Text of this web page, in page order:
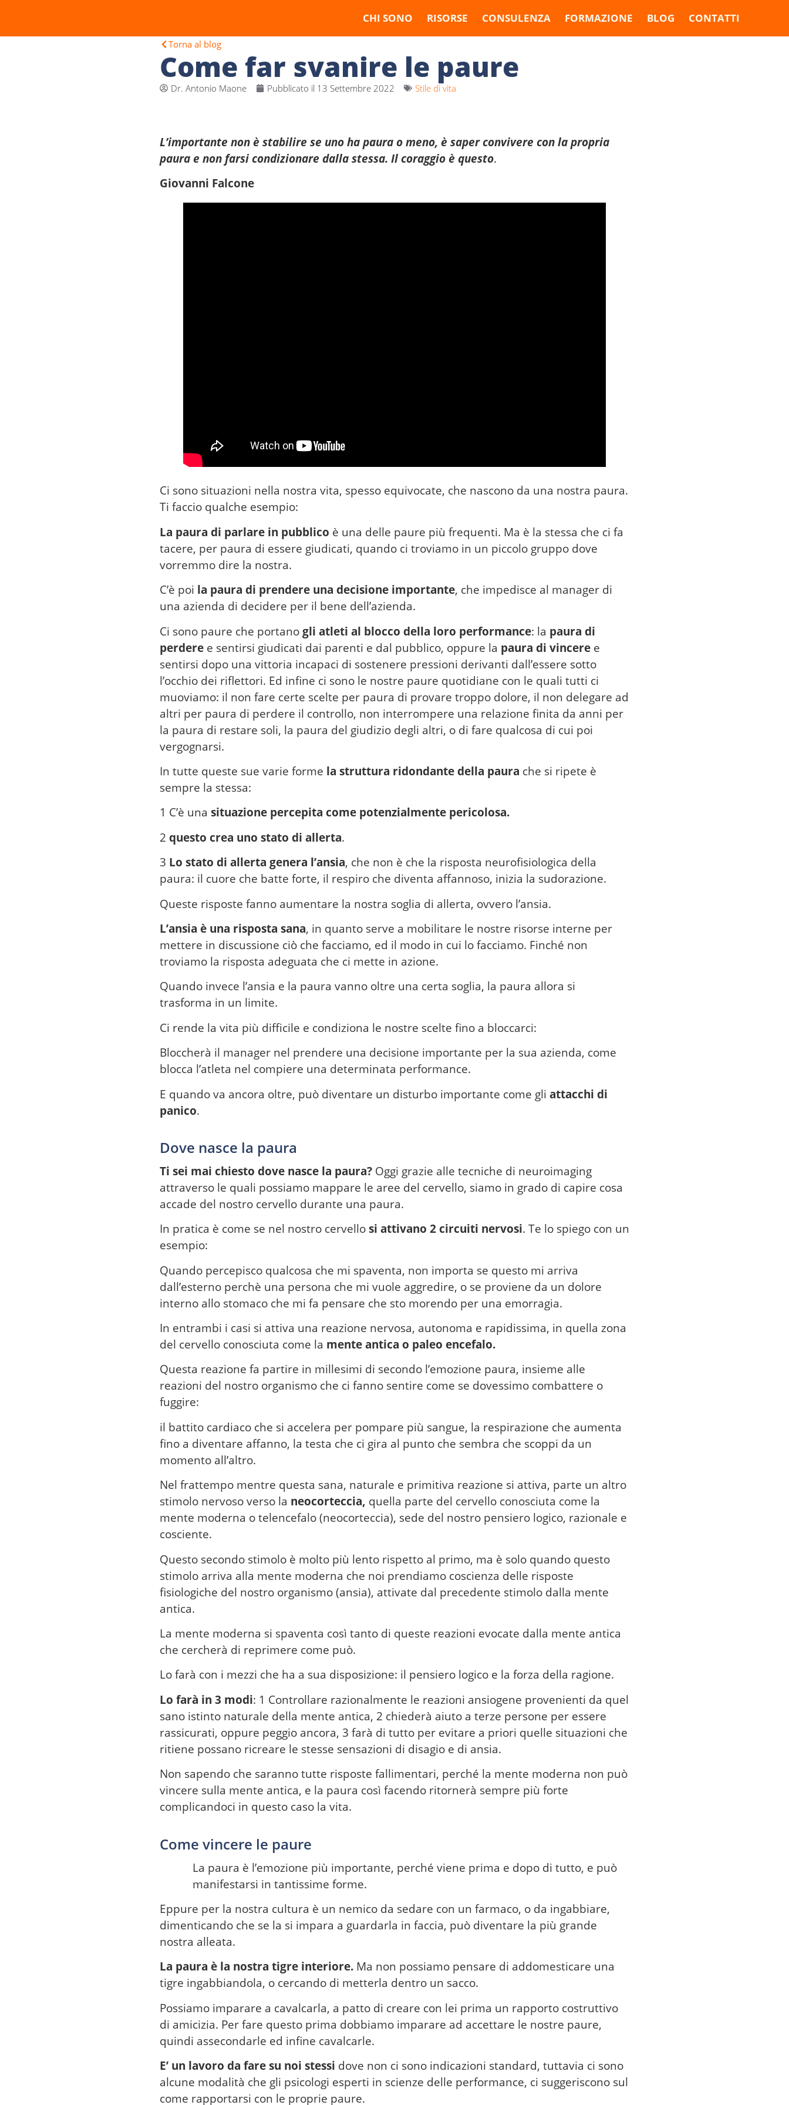
CHI SONO RISORSE CONSULENZA FORMAZIONE BLOG CONTATTI
Torna al blog
Come far svanire le paure
Dr. Antonio Maone Pubblicato il 13 Settembre 2022 Stile di vita
L’importante non è stabilire se uno ha paura o meno, è saper convivere con la propria
paura e non farsi condizionare dalla stessa. Il coraggio è questo.
Giovanni Falcone
Ci sono situazioni nella nostra vita, spesso equivocate, che nascono da una nostra paura.
Ti faccio qualche esempio:
La paura di parlare in pubblico è una delle paure più frequenti. Ma è la stessa che ci fa
tacere, per paura di essere giudicati, quando ci troviamo in un piccolo gruppo dove
vorremmo dire la nostra.
C’è poi la paura di prendere una decisione importante, che impedisce al manager di
una azienda di decidere per il bene dell’azienda.
Ci sono paure che portanogli atleti al blocco della loro performance: la paura di
perdere e sentirsi giudicati dai parenti e dal pubblico, oppure la paura di vincere e
sentirsi dopo una vittoria incapaci di sostenere pressioni derivanti dall’essere sotto
l’occhio dei riflettori. Ed infine ci sono le nostre paure quotidiane con le quali tutti ci
muoviamo: il non fare certe scelte per paura di provare troppo dolore, il non delegare ad
altri per paura di perdere il controllo, non interrompere una relazione finita da anni per
la paura di restare soli, la paura del giudizio degli altri, o di fare qualcosa di cui poi
vergognarsi.
In tutte queste sue varie forme la struttura ridondante della paura che si ripete è
sempre la stessa:
1 C’è una situazione percepita come potenzialmente pericolosa.
2 questo crea uno stato di allerta.
3 Lo stato di allerta genera l’ansia, che non è che la risposta neurofisiologica della
paura: il cuore che batte forte, il respiro che diventa affannoso, inizia la sudorazione.
Queste risposte fanno aumentare la nostra soglia di allerta, ovvero l’ansia.
L’ansia è una risposta sana, in quanto serve a mobilitare le nostre risorse interne per
mettere in discussione ciò che facciamo, ed il modo in cui lo facciamo. Finché non
troviamo la risposta adeguata che ci mette in azione.
Quando invece l’ansia e la paura vanno oltre una certa soglia, la paura allora si
trasforma in un limite.
Ci rende la vita più difficile e condiziona le nostre scelte fino a bloccarci:
Bloccherà il manager nel prendere una decisione importante per la sua azienda, come
blocca l’atleta nel compiere una determinata performance.
E quando va ancora oltre, può diventare un disturbo importante come gli attacchi di
panico.
Dove nasce la paura
Ti sei mai chiesto dove nasce la paura? Oggi grazie alle tecniche di neuroimaging
attraverso le quali possiamo mappare le aree del cervello, siamo in grado di capire cosa
accade del nostro cervello durante una paura.
In pratica è come se nel nostro cervellosi attivano 2 circuiti nervosi. Te lo spiego con un
esempio:
Quando percepisco qualcosa che mi spaventa, non importa se questo mi arriva
dall’esterno perchè una persona che mi vuole aggredire, o se proviene da un dolore
interno allo stomaco che mi fa pensare che sto morendo per una emorragia.
In entrambi i casi si attiva una reazione nervosa, autonoma e rapidissima, in quella zona
del cervello conosciuta come la mente antica o paleo encefalo.
Questa reazione fa partire in millesimi di secondo l’emozione paura, insieme alle
reazioni del nostro organismo che ci fanno sentire come se dovessimo combattere o
fuggire:
il battito cardiaco che si accelera per pompare più sangue, la respirazione che aumenta
fino a diventare affanno, la testa che ci gira al punto che sembra che scoppi da un
momento all’altro.
Nel frattempo mentre questa sana, naturale e primitiva reazione si attiva, parte un altro
stimolo nervoso verso la neocorteccia, quella parte del cervello conosciuta come la
mente moderna o telencefalo (neocorteccia), sede del nostro pensiero logico, razionale e
cosciente.
Questo secondo stimolo è molto più lento rispetto al primo, ma è solo quando questo
stimolo arriva alla mente moderna che noi prendiamo coscienza delle risposte
fisiologiche del nostro organismo (ansia), attivate dal precedente stimolo dalla mente
antica.
La mente moderna si spaventa così tanto di queste reazioni evocate dalla mente antica
che cercherà di reprimere come può.
Lo farà con i mezzi che ha a sua disposizione: il pensiero logico e la forza della ragione.
Lo farà in 3 modi: 1 Controllare razionalmente le reazioni ansiogene provenienti da quel
sano istinto naturale della mente antica, 2 chiederà aiuto a terze persone per essere
rassicurati, oppure peggio ancora, 3 farà di tutto per evitare a priori quelle situazioni che
ritiene possano ricreare le stesse sensazioni di disagio e di ansia.
Non sapendo che saranno tutte risposte fallimentari, perché la mente moderna non può
vincere sulla mente antica, e la paura così facendo ritornerà sempre più forte
complicandoci in questo caso la vita.
Come vincere le paure
La paura è l’emozione più importante, perché viene prima e dopo di tutto, e può
manifestarsi in tantissime forme.
Eppure per la nostra cultura è un nemico da sedare con un farmaco, o da ingabbiare,
dimenticando che se la si impara a guardarla in faccia, può diventare la più grande
nostra alleata.
La paura è la nostra tigre interiore. Ma non possiamo pensare di addomesticare una
tigre ingabbiandola, o cercando di metterla dentro un sacco.
Possiamo imparare a cavalcarla, a patto di creare con lei prima un rapporto costruttivo
di amicizia. Per fare questo prima dobbiamo imparare ad accettare le nostre paure,
quindi assecondarle ed infine cavalcarle.
E’ un lavoro da fare su noi stessi dove non ci sono indicazioni standard, tuttavia ci sono
alcune modalità che gli psicologi esperti in scienze delle performance, ci suggeriscono sul
come rapportarsi con le proprie paure.